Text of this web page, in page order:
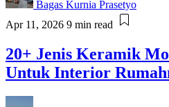
Bagas Kurnia Prasetyo
Apr 11, 2026 9 min read
20+ Jenis Keramik
Untuk Interior